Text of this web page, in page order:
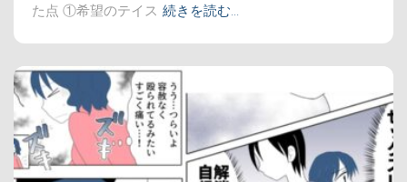
た点 ①希望のテイス 続きを読む…